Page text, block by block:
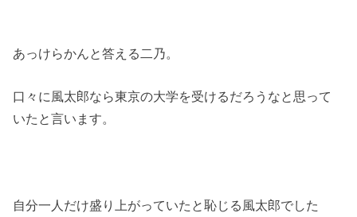
あっけらかんと答える二乃。
口々に風太郎なら東京の大学を受けるだろうなと思って
いたと言います。
自分一人だけ盛り上がっていたと恥じる風太郎でした